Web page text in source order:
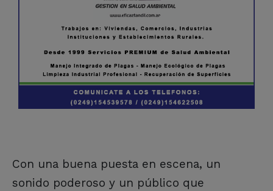
Con una buena puesta en escena, un
sonido poderoso y un público que